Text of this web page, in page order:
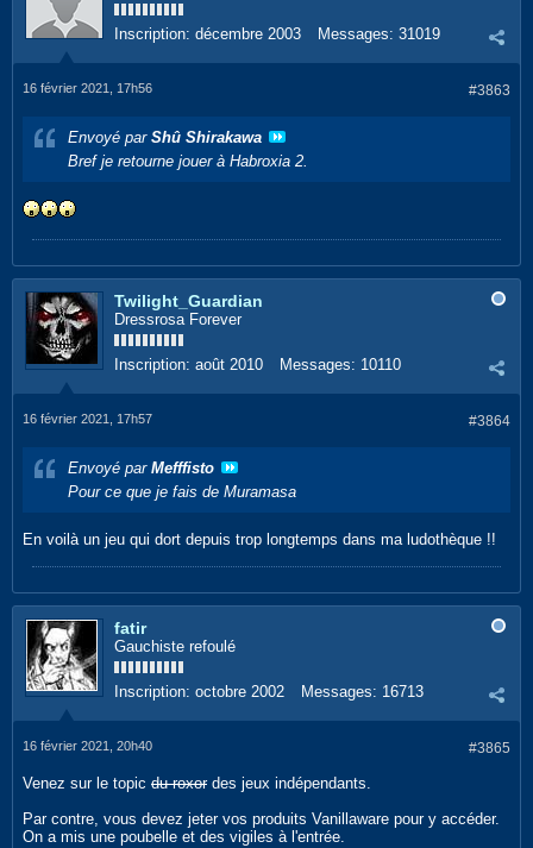
Inscription: décembre 2003 Messages: 31019
#3863
16 février 2021, 17h56
Envoyé par Shû Shirakawa
Bref je retourne jouer à Habroxia 2.
Twilight_Guardian
Dressrosa Forever
Inscription: août 2010 Messages: 10110
#3864
16 février 2021, 17h57
Envoyé par Mefffisto
Pour ce que je fais de Muramasa
En voilà un jeu qui dort depuis trop longtemps dans ma ludothèque !!
fatir
Gauchiste refoulé
Inscription: octobre 2002 Messages: 16713
#3865
16 février 2021, 20h40
Venez sur le topic du roxordes jeux indépendants.
Par contre, vous devez jeter vos produits Vanillaware pour y accéder.
On a mis une poubelle et des vigiles à l'entrée.